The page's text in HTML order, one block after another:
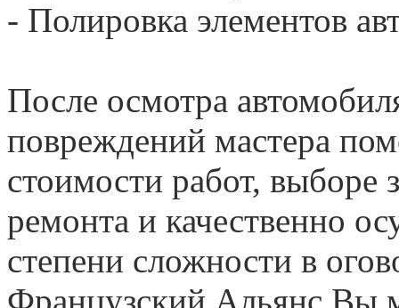
- Полировка элементов
После осмотра
повреждений мастера
стоимости работ, выборе
ремонта и качественно
степени сложности в